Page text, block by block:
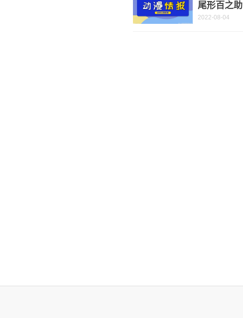
尾形百之助
2022-08-04